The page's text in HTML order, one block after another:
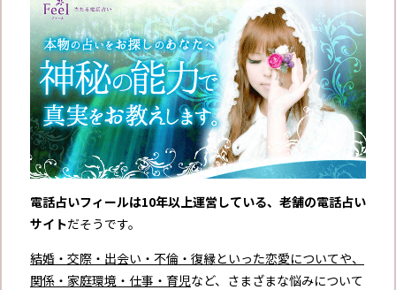
電話占いフィールは10年以上運営している、老舗の電話占い
サイトだそうです。
結婚・交際・出会い・不倫・復縁といった恋愛についてや、
関係・家庭環境・仕事・育児など、さまざまな悩みについて